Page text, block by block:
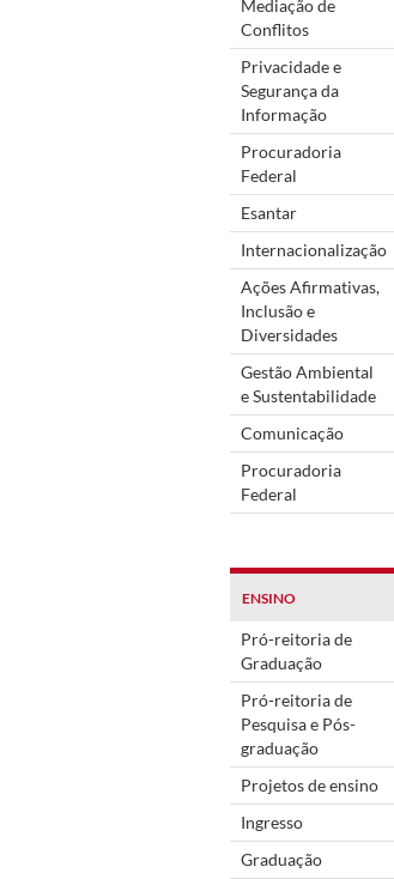
Mediação de
Conflitos
Privacidade e
Segurança da
Informação
Procuradoria
Federal
Esantar
Internacionalização
Ações Afirmativas,
Inclusão e
Diversidades
Gestão Ambiental
e Sustentabilidade
Comunicação
Procuradoria
Federal
ENSINO
Pró-reitoria de
Graduação
Pró-reitoria de
Pesquisa e Pós-
graduação
Projetos de ensino
Ingresso
Graduação